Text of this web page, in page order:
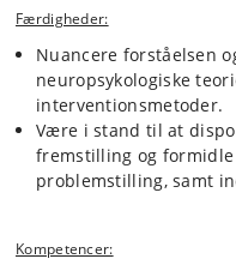
Færdigheder:
Nuancere forståelsen
neuropsykologiske
interventionsmetoder.
Være i stand til at
fremstilling og
problemstilling, samt
Kompetencer: